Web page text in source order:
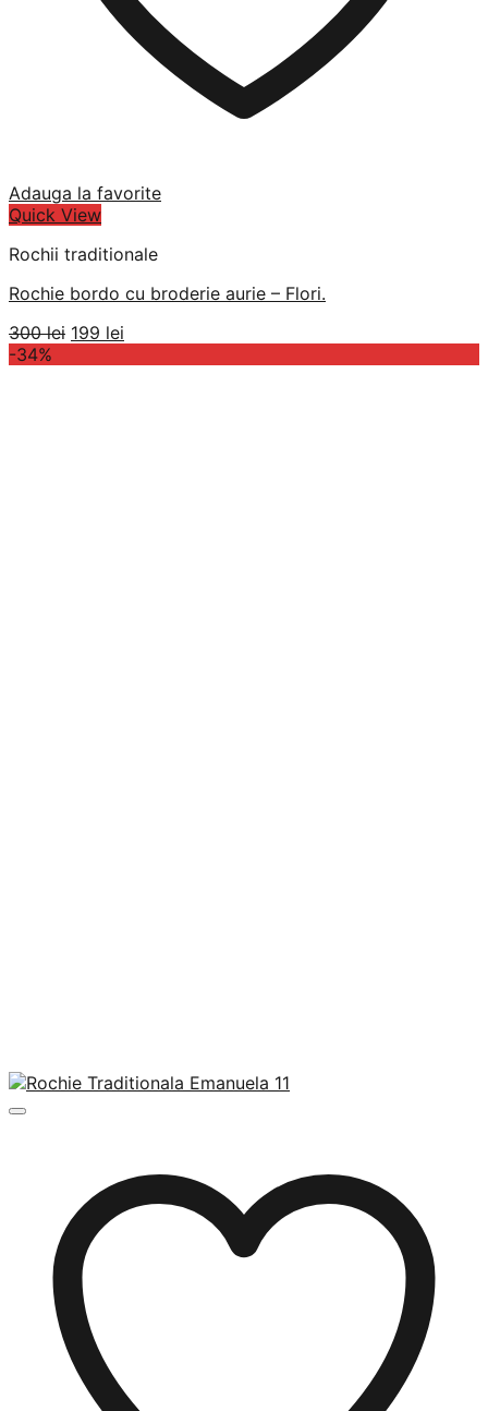
Adauga la favorite
Quick View
Rochii traditionale
Rochie bordo cu broderie aurie – Flori.
300lei Prețul
199 lei
-34%